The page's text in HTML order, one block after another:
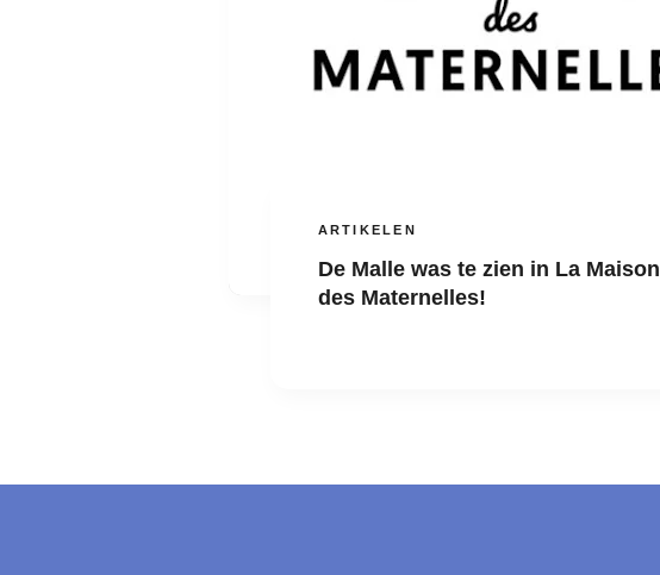
ARTIKELEN
De Malle was te zien in La Maison
des Maternelles!